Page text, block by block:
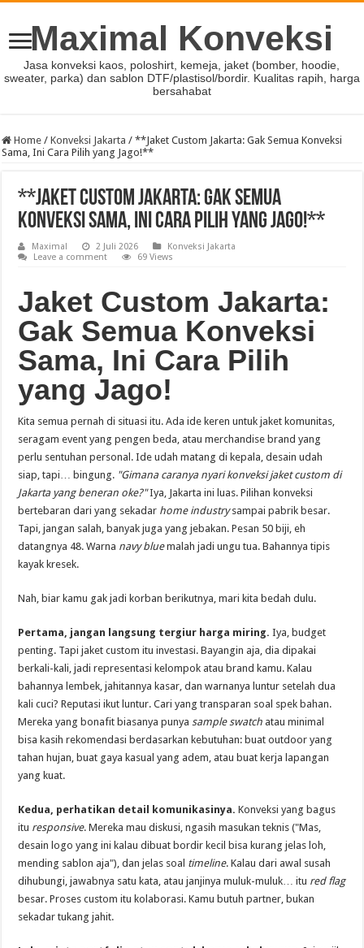
Maximal Konveksi
Jasa konveksi kaos, poloshirt, kemeja, jaket (bomber, hoodie,
sweater, parka) dan sablon DTF/plastisol/bordir. Kualitas rapih, harga
bersahabat
Home / Konveksi Jakarta / **Jaket Custom Jakarta: Gak Semua Konveksi
Sama, Ini Cara Pilih yang Jago!**
**Jaket Custom Jakarta: Gak Semua
Konveksi Sama, Ini Cara Pilih yang Jago!**
Maximal 2 Juli 2026
Konveksi Jakarta
Leave a comment
69 Views
Jaket Custom Jakarta:
Gak Semua Konveksi
Sama, Ini Cara Pilih
yang Jago!
Kita semua pernah di situasi itu. Ada ide keren untuk jaket komunitas,
seragam event yang pengen beda, atau merchandise brand yang
perlu sentuhan personal. Ide udah matang di kepala, desain udah
siap, tapi… bingung. "Gimana caranya nyari konveksi jaket custom di
Jakarta yang beneran oke?"Iya, Jakarta ini luas. Pilihan konveksi
bertebaran dari yang sekadar home industrysampai pabrik besar.
Tapi, jangan salah, banyak juga yang jebakan. Pesan 50 biji, eh
datangnya 48. Warna navy bluemalah jadi ungu tua. Bahannya tipis
kayak kresek.
Nah, biar kamu gak jadi korban berikutnya, mari kita bedah dulu.
Pertama, jangan langsung tergiur harga miring. Iya, budget
penting. Tapi jaket custom itu investasi. Bayangin aja, dia dipakai
berkali-kali, jadi representasi kelompok atau brand kamu. Kalau
bahannya lembek, jahitannya kasar, dan warnanya luntur setelah dua
kali cuci? Reputasi ikut luntur. Cari yang transparan soal spek bahan.
Mereka yang bonafit biasanya punyasample swatch atau minimal
bisa kasih rekomendasi berdasarkan kebutuhan: buat outdoor yang
tahan hujan, buat gaya kasual yang adem, atau buat kerja lapangan
yang kuat.
Kedua, perhatikan detail komunikasinya. Konveksi yang bagus
itu responsive. Mereka mau diskusi, ngasih masukan teknis ("Mas,
desain logo yang ini kalau dibuat bordir kecil bisa kurang jelas loh,
mending sablon aja"), dan jelas soal timeline. Kalau dari awal susah
dihubungi, jawabnya satu kata, atau janjinya muluk-muluk… itu red flag
besar. Proses custom itu kolaborasi. Kamu butuh partner, bukan
sekadar tukang jahit.